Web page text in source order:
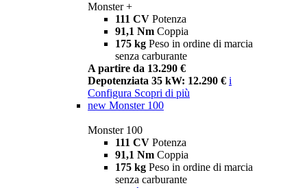
Monster +
111 CV Potenza
91,1 Nm Coppia
175 kg Peso in ordine di marcia
senza carburante
A partire da 13.290 €
Depotenziata 35 kW: 12.290 € i
Configura Scopri di più
new Monster 100
Monster 100
111 CV Potenza
91,1 Nm Coppia
175 kg Peso in ordine di marcia
senza carburante